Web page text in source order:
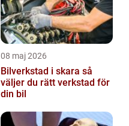
08 maj 2026
Bilverkstad i skara så
väljer du rätt verkstad för
din bil